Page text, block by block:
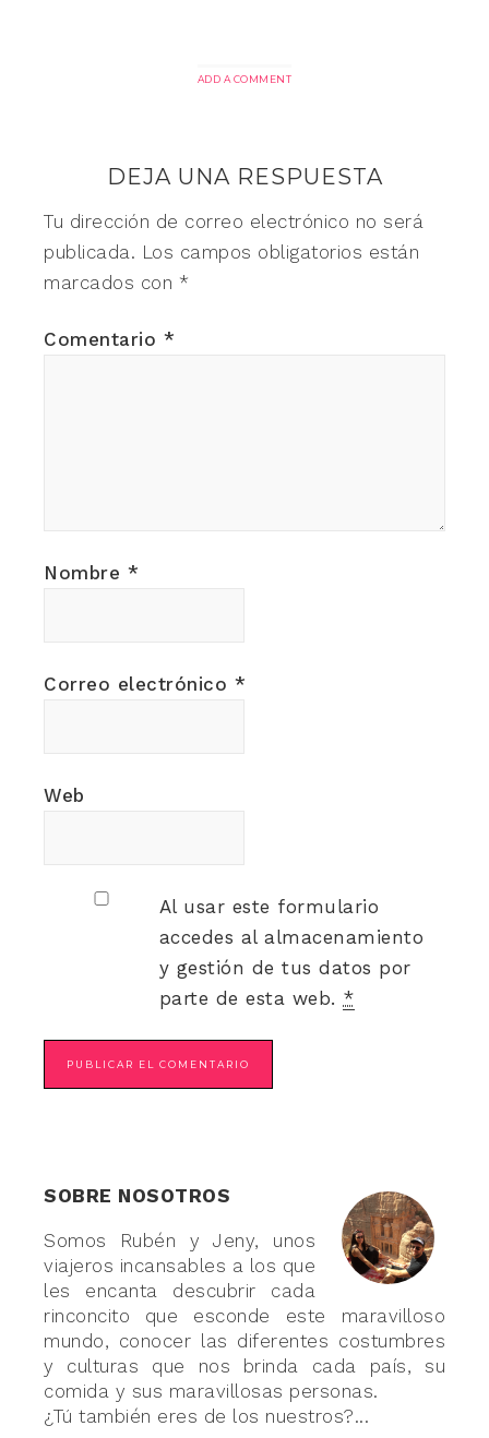
ADD A COMMENT
DEJA UNA RESPUESTA
Tu dirección de correo electrónico no será
publicada. Los campos obligatorios están
marcados con *
Comentario *
Nombre *
Correo electrónico *
Web
Al usar este formulario
accedes al almacenamiento
y gestión de tus datos por
parte de esta web. *
SOBRE NOSOTROS
Somos Rubén y Jeny, unos
viajeros incansables a los que
les encanta descubrir cada
rinconcito que esconde este maravilloso
mundo, conocer las diferentes costumbres
y culturas que nos brinda cada país, su
comida y sus maravillosas personas.
¿Tú también eres de los nuestros?...